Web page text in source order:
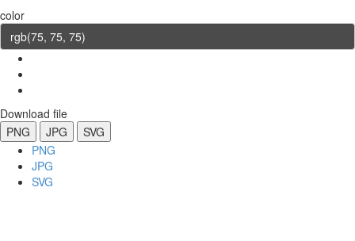
color
Download file
PNG
JPG
SVG
PNG
JPG
SVG